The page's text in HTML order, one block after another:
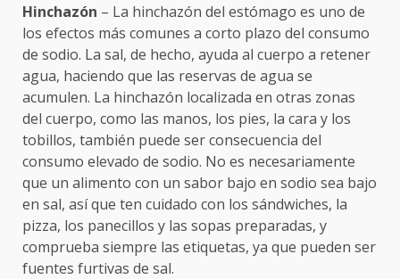
Hinchazón – La hinchazón del estómago es uno de
los efectos más comunes a corto plazo del consumo
de sodio. La sal, de hecho, ayuda al cuerpo a retener
agua, haciendo que las reservas de agua se
acumulen. La hinchazón localizada en otras zonas
del cuerpo, como las manos, los pies, la cara y los
tobillos, también puede ser consecuencia del
consumo elevado de sodio. No es necesariamente
que un alimento con un sabor bajo en sodio sea bajo
en sal, así que ten cuidado con los sándwiches, la
pizza, los panecillos y las sopas preparadas, y
comprueba siempre las etiquetas, ya que pueden ser
fuentes furtivas de sal.